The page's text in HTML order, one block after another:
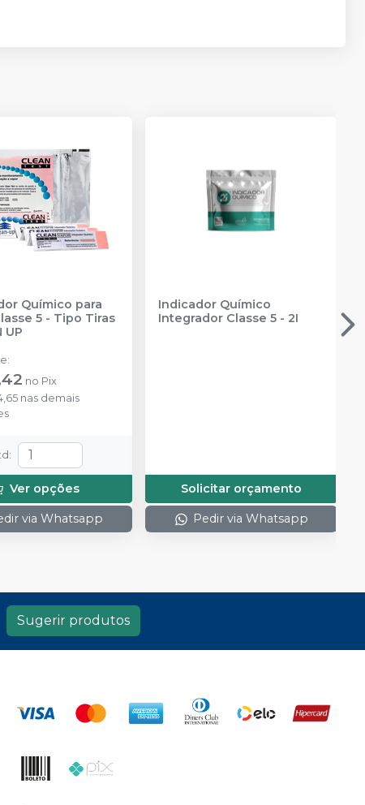
Químico para
5 - Tipo Tiras
UP
:
no Pix
nas demais
:
Ver opções
via Whatsapp
Indicador Químico
Integrador Classe 5- 2I
Solicitar orçamento
Pedir via Whatsapp
Sugerir produtos